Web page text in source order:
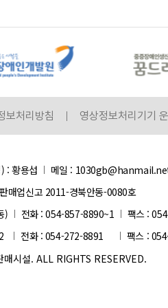
보처리방침 영상정보처리기기
: 황용섭
메일 :
매업신고 2011-경북안동-0080호
)
전화 : 054-857-8890~1
팩스 :
전화 : 054-272-8891
팩스 :
매시설. ALL RIGHTS RESERVED.